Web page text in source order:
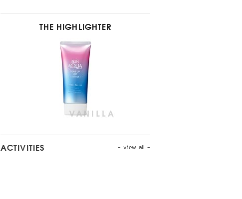
THE HIGHLIGHTER
- view all -
ACTIVITIES